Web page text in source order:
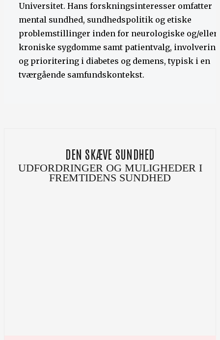
Universitet. Hans forskningsinteresser omfatter
mental sundhed, sundhedspolitik og etiske
problemstillinger inden for neurologiske og/eller
kroniske sygdomme samt patientvalg, involvering
og prioritering i diabetes og demens, typisk i en
tværgående samfundskontekst.
DEN SKÆVE SUNDHED
UDFORDRINGER OG MULIGHEDER I
FREMTIDENS SUNDHED